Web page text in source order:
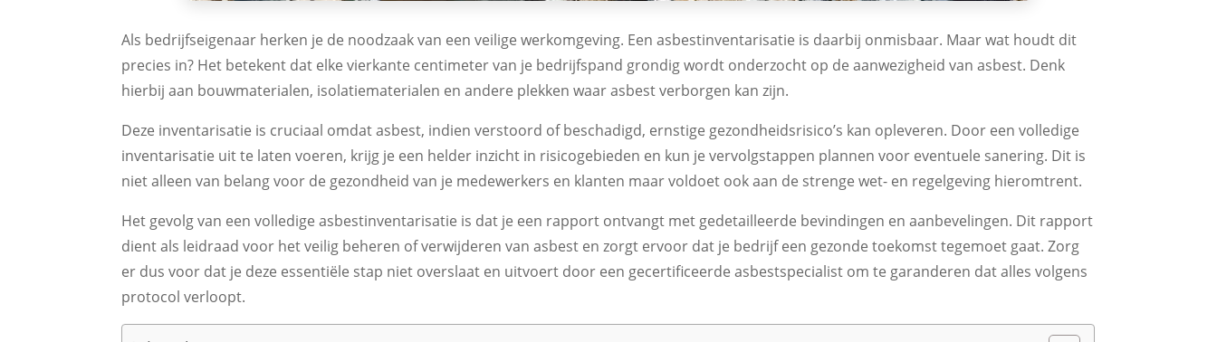
Als bedrijfseigenaar herken je de noodzaak van een veilige werkomgeving. Een asbestinventarisatie is daarbij onmisbaar. Maar wat houdt dit
precies in? Het betekent dat elke vierkante centimeter van je bedrijfspand grondig wordt onderzocht op de aanwezigheid van asbest. Denk
hierbij aan bouwmaterialen, isolatiematerialen en andere plekken waar asbest verborgen kan zijn.
Deze inventarisatie is cruciaal omdat asbest, indien verstoord of beschadigd, ernstige gezondheidsrisico’s kan opleveren. Door een volledige
inventarisatie uit te laten voeren, krijg je een helder inzicht in risicogebieden en kun je vervolgstappen plannen voor eventuele sanering. Dit is
niet alleen van belang voor de gezondheid van je medewerkers en klanten maar voldoet ook aan de strenge wet- en regelgeving hieromtrent.
Het gevolg van een volledige asbestinventarisatie is dat je een rapport ontvangt met gedetailleerde bevindingen en aanbevelingen. Dit rapport
dient als leidraad voor het veilig beheren of verwijderen van asbest en zorgt ervoor dat je bedrijf een gezonde toekomst tegemoet gaat. Zorg
er dus voor dat je deze essentiële stap niet overslaat en uitvoert door een gecertificeerde asbestspecialist om te garanderen dat alles volgens
protocol verloopt.